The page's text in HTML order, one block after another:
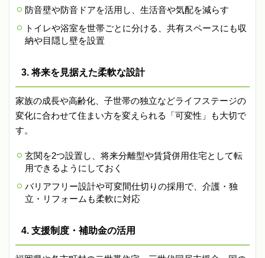
防音壁や防音ドアを活用し、生活音や気配を減らす
トイレや浴室を世帯ごとに分ける、共有スペースにも収
納や目隠し壁を設置
3. 将来を見据えた柔軟な設計
家族の成長や高齢化、子世帯の独立などライフステージの
変化に合わせて住まい方を変えられる「可変性」も大切で
す。
玄関を2つ設置し、将来分離型や賃貸併用住宅として転
用できるようにしておく
バリアフリー設計や可変間仕切りの採用で、介護・独
立・リフォームも柔軟に対応
4. 支援制度・補助金の活用